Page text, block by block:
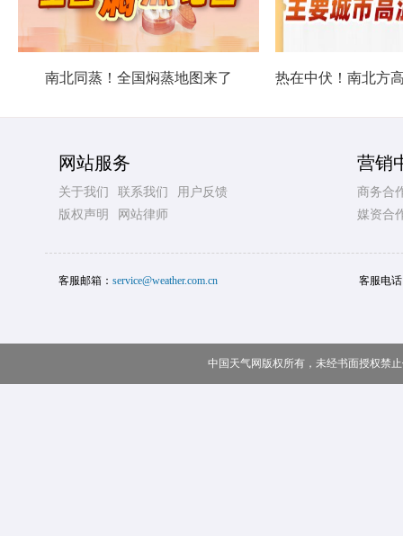
南北同蒸！全国焖蒸地图来了
网站服务
关于我们 联系我们
用户反馈
版权声明
网站律师
营销
商务合
媒资合
客服邮箱： service@weather.com.cn 客服电
中国天气网版权所有，未经书面授权